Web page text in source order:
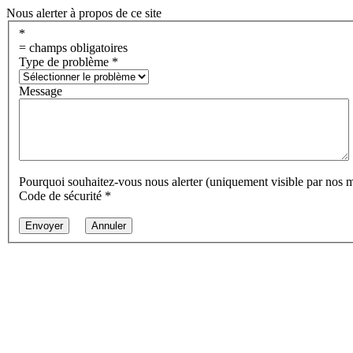
Nous alerter à propos de ce site
*
= champs obligatoires
Type de problème *
Message
Pourquoi souhaitez-vous nous alerter (uniquement visible par nos
Code de sécurité *